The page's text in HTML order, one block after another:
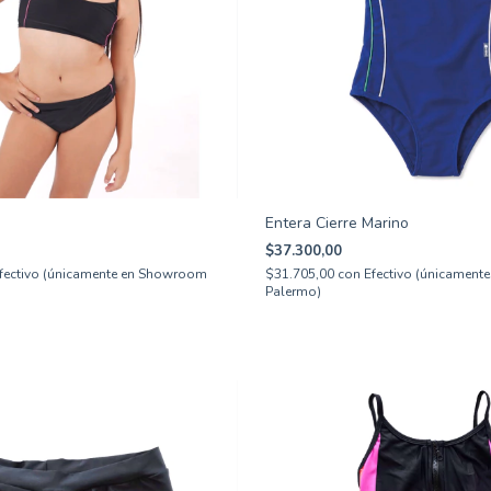
(únicamente en Showroom
Entera Cierre Marino
$37.300,00
$31.705,00 con Efectivo
Palermo)